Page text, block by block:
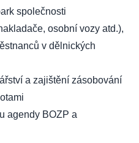
společnosti
osobní vozy atd.),
v dělnických
a zajištění zásobování
agendy BOZP a